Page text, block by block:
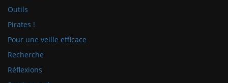
Outils
Pirates !
Pour une veille efficace
Recherche
Réflexions